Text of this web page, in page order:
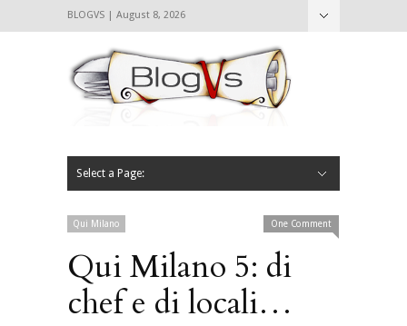
BLOGVS | August 8, 2026
Select a Page:
Qui Milano One Comment
Qui Milano 5: di
chef e di locali…